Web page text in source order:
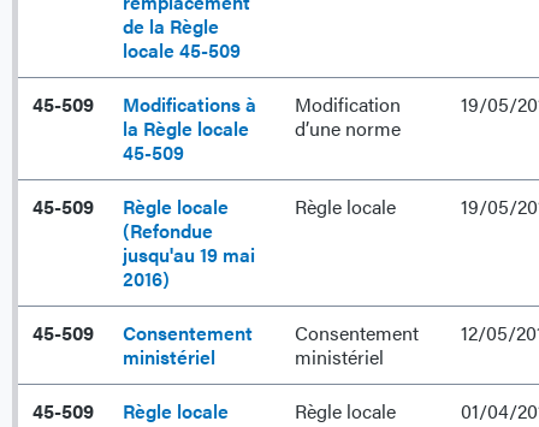
de la Règle
locale 45-509
45-509
Modifications à
la Règle locale
45-509
Modification
d’une norme
19/05/
45-509
Règle locale
(Refondue
jusqu'au 19 mai
2016)
Règle locale 19/05/
45-509
Consentement
ministériel
Consentement
ministériel
12/05/
45-509 Règle locale Règle locale
01/04/